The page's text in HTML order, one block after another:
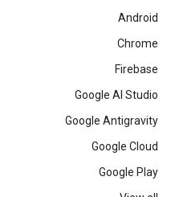
Android
Chrome
Firebase
Google AI Studio
Google Antigravity
Google Cloud
Google Play